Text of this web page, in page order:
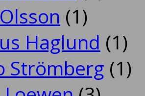
(1)
Haglund (1)
Strömberg (1)